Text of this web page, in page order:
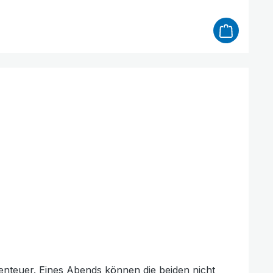
denen sich Kinder leicht identifizieren können
nicht